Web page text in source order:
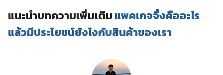
แนะนำบทความเพิ่มเติมแพคเกจจิ้งคืออะไร
แล้วมีประโยชน์ยังไงกับสินค้าของเรา